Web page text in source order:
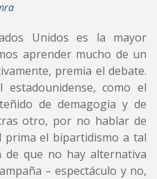
Unidos es la mayor
aprender mucho de un
premia el debate.
estadounidense, como el
de demagogia y de
otro, por no hablar de
prima el bipartidismo a tal
que no hay alternativa
– espectáculo y no,